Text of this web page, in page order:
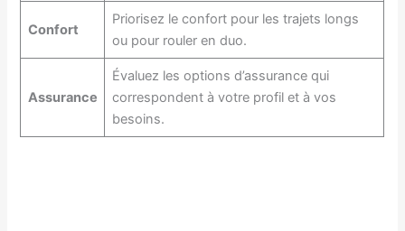
Confort
Priorisez le confort pour les trajets longs
ou pour rouler en duo.
Assurance
Évaluez les options d’assurance qui
correspondent à votre profil et à vos
besoins.